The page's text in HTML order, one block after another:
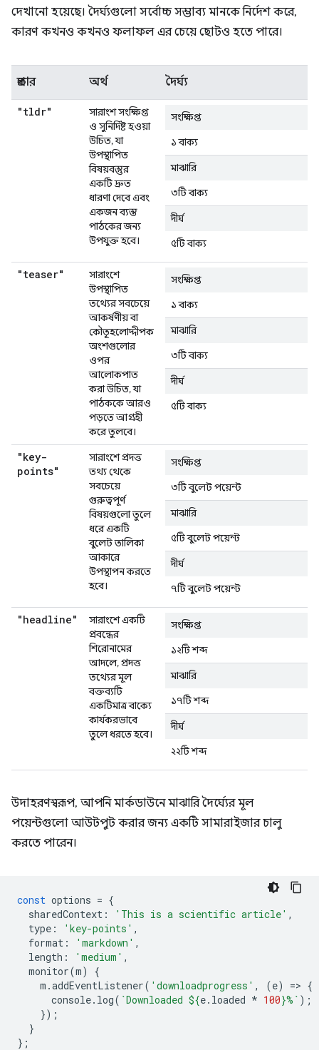
দেখানো হয়েছে। দৈর্ঘ্যগুলো সর্বোচ্চ সম্ভাব্য মানকে নির্দেশ করে,
কারণ কখনও কখনও ফলাফল এর চেয়ে ছোটও হতে পারে।
প্রকার অর্থ দৈর্ঘ্য
"tldr"
সারাংশ সংক্ষিপ্ত
ও সুনির্দিষ্ট হওয়া
উচিত, যা
উপস্থাপিত
বিষয়বস্তুর
একটি দ্রুত
ধারণা দেবে এবং
একজন ব্যস্ত
পাঠকের জন্য
উপযুক্ত হবে।
সংক্ষিপ্ত
১ বাক্য
মাঝারি
৩টি বাক্য
দীর্ঘ
৫টি বাক্য
"teaser"
সারাংশে
উপস্থাপিত
তথ্যের সবচেয়ে
আকর্ষণীয় বা
কৌতূহলোদ্দীপক
অংশগুলোর
ওপর
আলোকপাত
করা উচিত, যা
পাঠককে আরও
পড়তে আগ্রহী
করে তুলবে।
সংক্ষিপ্ত
১ বাক্য
মাঝারি
৩টি বাক্য
দীর্ঘ
৫টি বাক্য
"key-
points"
সারাংশে প্রদত্ত
তথ্য থেকে
সবচেয়ে
গুরুত্বপূর্ণ
বিষয়গুলো তুলে
ধরে একটি
বুলেট তালিকা
আকারে
উপস্থাপন করতে
হবে।
সংক্ষিপ্ত
৩টি বুলেট পয়েন্ট
মাঝারি
৫টি বুলেট পয়েন্ট
দীর্ঘ
৭টি বুলেট পয়েন্ট
"headline"
সারাংশে একটি
প্রবন্ধের
শিরোনামের
আদলে, প্রদত্ত
তথ্যের মূল
বক্তব্যটি
একটিমাত্র বাক্যে
কার্যকরভাবে
তুলে ধরতে হবে।
সংক্ষিপ্ত
১২টি শব্দ
মাঝারি
১৭টি শব্দ
দীর্ঘ
২২টি শব্দ
উদাহরণস্বরূপ, আপনি মার্কডাউনে মাঝারি দৈর্ঘ্যের মূল
পয়েন্টগুলো আউটপুট করার জন্য একটি সামারাইজার চালু
করতে পারেন।
const options = {
sharedContext : 'This is a scientific article' ,
type : 'key-points' ,
format : 'markdown' ,
length : 'medium' ,
monitor(m)
{
m .addEventListener( 'downloadprogress' , (e) => {
console. log( `Downloaded ${e. loaded * 100}%` );
});
}
};